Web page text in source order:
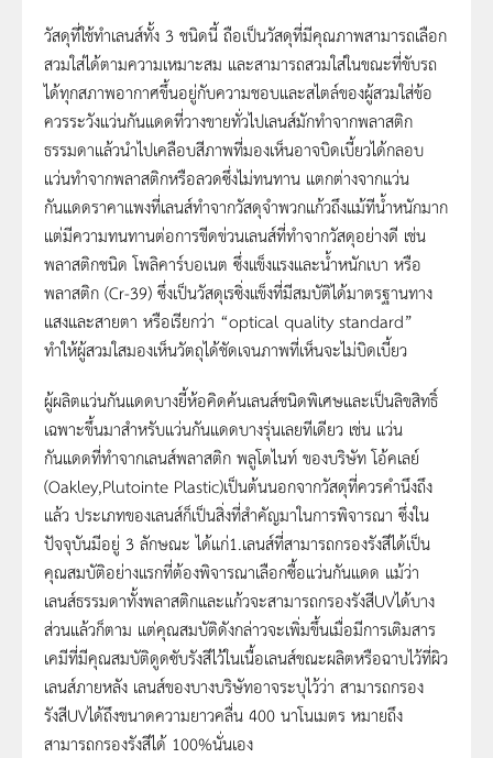
วัสดุที่ใช้ทำเลนส์ทั้ง 3 ชนิดนี้ ถือเป็นวัสดุที่มีคุณภาพสามารถเลือก
สวมใส่ได้ตามความเหมาะสม และสามารถสวมใส่ในขณะที่ขับรถ
ได้ทุกสภาพอากาศขึ้นอยู่กับความชอบและสไตล์ของผู้สวมใส่ข้อ
ควรระวังแว่นกันแดดที่วางขายทั่วไปเลนส์มักทำจากพลาสติก
ธรรมดาแล้วนำไปเคลือบสีภาพที่มองเห็นอาจบิดเบี้ยวได้กลอบ
แว่นทำจากพลาสติกหรือลวดซึ่งไม่ทนทาน แตกต่างจากแว่น
กันแดดราคาแพงที่เลนส์ทำจากวัสดุจำพวกแก้วถึงแม้ทีน้ำหนักมาก
แต่มีความทนทานต่อการขีดข่วนเลนส์ที่ทำจากวัสดุอย่างดี เช่น
พลาสติกชนิด โพลิคาร์บอเนต ซึ่งแข็งแรงและน้ำหนักเบา หรือ
พลาสติก (Cr-39) ซึ่งเป็นวัสดุเรซิ่งแข็งที่มีสมบัติได้มาตรฐานทาง
แสงและสายตา หรือเรียกว่า “optical quality standard”
ทำให้ผู้สวมใสมองเห็นวัตถุได้ชัดเจนภาพที่เห็นจะไม่บิดเบี้ยว
ผู้ผลิตแว่นกันแดดบางยี้ห้อคิดค้นเลนส์ชนิดพิเศษและเป็นลิขสิทธิ์
เฉพาะขึ้นมาสำหรับแว่นกันแดดบางรุ่นเลยทีเดียว เช่น แว่น
กันแดดที่ทำจากเลนส์พลาสติก พลูโตไนท์ ของบริษัท โอ้คเลย์
(Oakley,Plutointe Plastic)เป็นต้นนอกจากวัสดุที่ควรคำนึงถึง
แล้ว ประเภทของเลนส์ก็เป็นสิ่งที่สำคัญมาในการพิจารณา ซึ่งใน
ปัจจุบันมีอยู่ 3 ลักษณะ ได้แก่1.เลนส์ที่สามารถกรองรังสีได้เป็น
คุณสมบัติอย่างแรกที่ต้องพิจารณาเลือกซื้อแว่นกันแดด แม้ว่า
เลนส์ธรรมดาทั้งพลาสติกและแก้วจะสามารถกรองรังสีUVได้บาง
ส่วนแล้วก็ตาม แต่คุณสมบัติดังกล่าวจะเพิ่มขึ้นเมื่อมีการเติมสาร
เคมีที่มีคุณสมบัติดูดซับรังสีไว้ในเนื้อเลนส์ขณะผลิตหรือฉาบไว้ที่ผิว
เลนส์ภายหลัง เลนส์ของบางบริษัทอาจระบุไว้ว่า สามารถกรอง
รังสีUVได้ถึงขนาดความยาวคลื่น 400 นาโนเมตร หมายถึง
สามารถกรองรังสีได้ 100%นั่นเอง